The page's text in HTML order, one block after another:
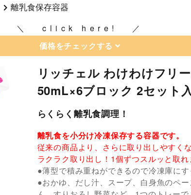
離乳食保存容器
click here!
価格をチェックする
リッチェル わけわけフリ
50mL×6ブロック 2セット
らくらく離乳食調理！
離乳食を小分け冷凍保存する容器です。
従来の商品より、さらに取り出しやすくな
ラクラク取り出し！1個ずつスルッと取れ
●薄型で積み重ねができるので冷凍庫にす
●おかゆ、だし汁、スープ、白身魚のペ